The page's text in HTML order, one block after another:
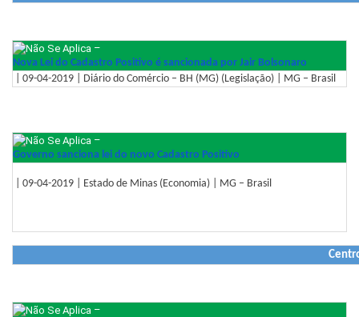
–
Nova Lei do Cadastro Positivo é sancionada por Jair Bolsonaro
| 09-04-2019 | Diário do Comércio – BH (MG) (Legislação) | MG – Brasil
–
Governo sanciona lei do novo Cadastro Positivo
| 09-04-2019 | Estado de Minas (Economia) | MG – Brasil
–